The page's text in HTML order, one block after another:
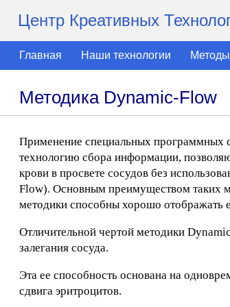
Центр Креативных
Главная Наши технологии Методы
Методика Dynamic-Flow
Применение специальных программных
технологию сбора информации,
крови в просвете сосудов без
Flow). Основным преимуществом таких
методики способны хорошо отображать
Отличительной чертой методики
залегания сосуда.
Эта ее способность основана на
сдвига эритроцитов.